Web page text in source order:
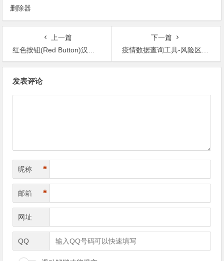
删除器
上一篇
红色按钮(Red Button)汉化便携版-电脑清理工具
下一篇
疫情数据查询工具-风险区查询工具
发表评论
昵称 *
邮箱 *
网址
QQ